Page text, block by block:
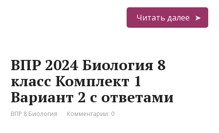
Читать далее
ВПР 2024 Биология 8
класс Комплект 1
Вариант 2 с ответами
ВПР 8 Биология Комментарии: 0